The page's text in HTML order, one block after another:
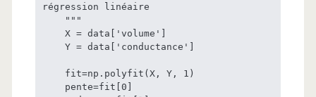
régression linéaire